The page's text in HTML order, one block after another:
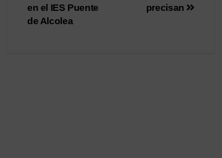
precisan
en el IES Puente
de Alcolea